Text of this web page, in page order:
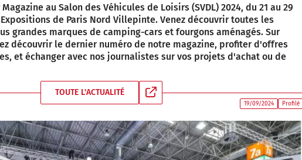
au Salon des Véhicules de Loisirs (SVDL) 2024, du 21 au 29
de Paris Nord Villepinte. Venez découvrir toutes les
grandes marques de camping-cars et fourgons aménagés. Sur
découvrir le dernier numéro de notre magazine, profiter d'offres
et échanger avec nos journalistes sur vos projets d'achat ou de
TOUTE L'ACTUALITÉ
19/09/2024 Profilé